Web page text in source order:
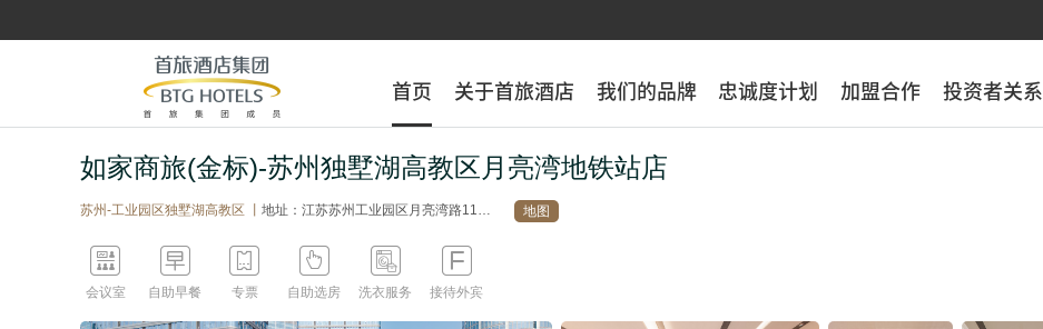
首页 关于首旅酒店 我们的品牌 忠诚度计划 加盟合作 投资者关系
首页 关于首旅酒店 我们的品牌 忠诚度计划 加盟合作 投资者关系
如家商旅(金标)-苏州独墅湖高教区月亮湾地铁站店
苏州-工业园区独墅湖高教区 丨 地址：江苏苏州工业园区月亮湾路11号1幢310室 地图

会议室

自助早餐

专票

自助选房

洗衣服务

接待外宾